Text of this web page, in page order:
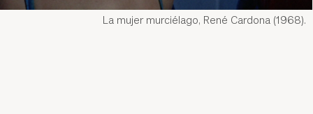
La mujer murciélago, René Cardona (1968).